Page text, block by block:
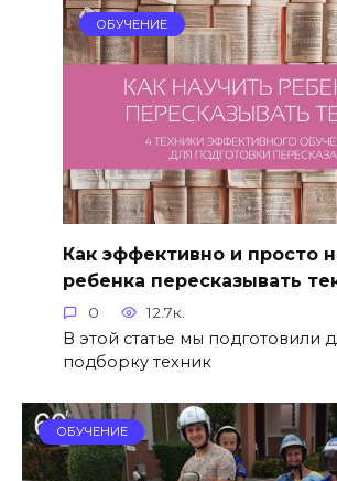
ОБУЧЕНИЕ
Как эффективно и просто
ребенка пересказывать
0 12.7к.
В этой статье мы подготовили
подборку техник
ОБУЧЕНИЕ